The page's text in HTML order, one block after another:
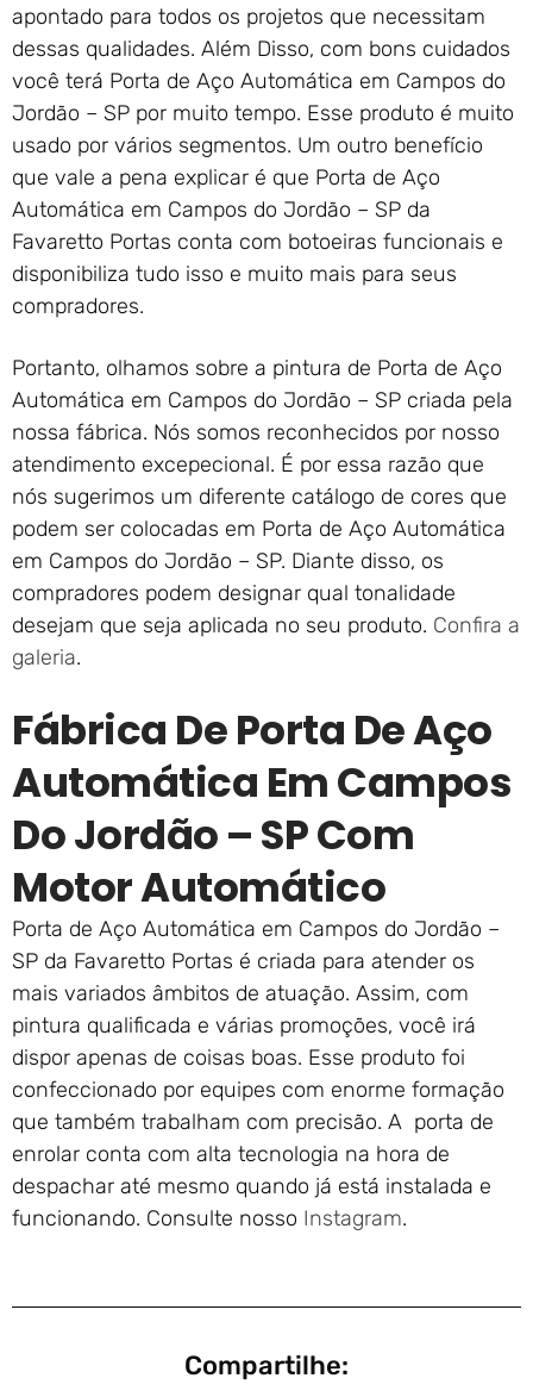
apontado para todos os projetos que necessitam
dessas qualidades. Além Disso, com bons cuidados
você terá Porta de Aço Automática em Campos do
Jordão – SP por muito tempo. Esse produto é muito
usado por vários segmentos. Um outro benefício
que vale a pena explicar é que Porta de Aço
Automática em Campos do Jordão – SP da
Favaretto Portas conta com botoeiras funcionais e
disponibiliza tudo isso e muito mais para seus
compradores.
Portanto, olhamos sobre a pintura de Porta de Aço
Automática em Campos do Jordão – SP criada pela
nossa fábrica. Nós somos reconhecidos por nosso
atendimento excepecional. É por essa razão que
nós sugerimos um diferente catálogo de cores que
podem ser colocadas em Porta de Aço Automática
em Campos do Jordão – SP. Diante disso, os
compradores podem designar qual tonalidade
desejam que seja aplicada no seu produto. Confira a
galeria.
Fábrica De Porta De Aço
Automática Em Campos
Do Jordão – SP Com
Motor Automático
Porta de Aço Automática em Campos do Jordão –
SP da Favaretto Portas é criada para atender os
mais variados âmbitos de atuação. Assim, com
pintura qualificada e várias promoções, você irá
dispor apenas de coisas boas. Esse produto foi
confeccionado por equipes com enorme formação
que também trabalham com precisão. A porta de
enrolar conta com alta tecnologia na hora de
despachar até mesmo quando já está instalada e
funcionando. Consulte nosso Instagram.
Compartilhe: